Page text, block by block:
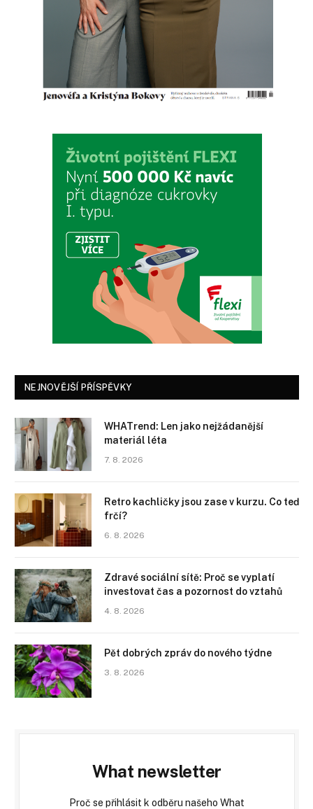
NEJNOVĚJŠÍ PŘÍSPĚVKY
WHATrend: Len jako nejžádanější
materiál léta
7. 8. 2026
Retro kachličky jsou zase v kurzu. Co teď
frčí?
6. 8. 2026
Zdravé sociální sítě: Proč se vyplatí
investovat čas a pozornost do vztahů
4. 8. 2026
Pět dobrých zpráv do nového týdne
3. 8. 2026
What newsletter
Proč se přihlásit k odběru našeho What